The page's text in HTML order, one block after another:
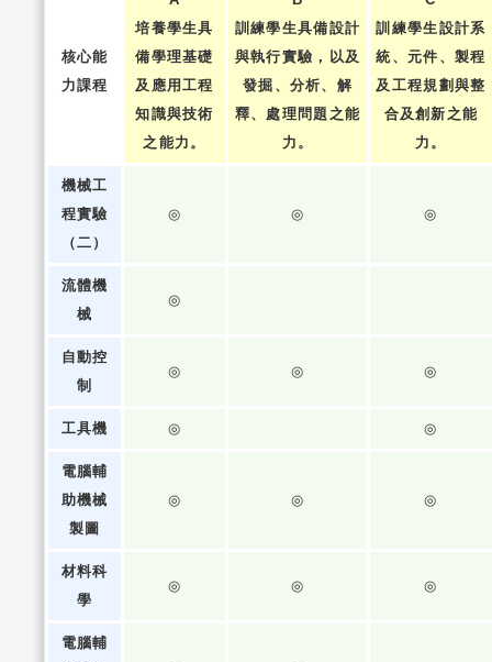
核心能
力課程
培養學生具
備學理基礎
及應用工程
知識與技術
之能力。
訓練學生具備設計
與執行實驗，以及
發掘、分析、解
釋、處理問題之能
力。
訓練學生設計系
統、元件、製程
及工程規劃與整
合及創新之能
力。
機械工
程實驗
（二）
◎ ◎ ◎
流體機
械
◎
自動控
制
◎ ◎ ◎
工具機 ◎ ◎
電腦輔
助機械
製圖
◎ ◎ ◎
材料科
學
◎ ◎ ◎
電腦輔